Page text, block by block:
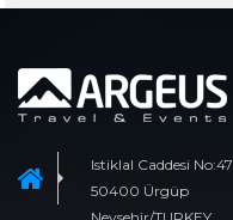
Istiklal Caddesi No:47
50400 Ürgüp